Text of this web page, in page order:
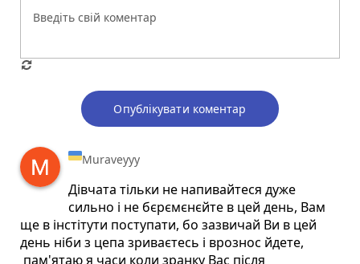
Опублікувати коментар
Muraveyyy
Дівчата тільки не напивайтеся дуже
сильно і не бєрємєнєйте в цей день, Вам
ще в інстітути поступати, бо зазвичай Ви в цей
день ніби з цепа зриваєтесь і врознос йдете,
пам'ятаю я часи коли зранку Вас після